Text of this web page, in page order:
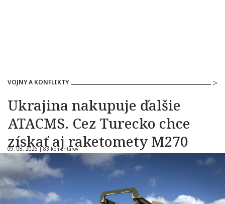
VOJNY A KONFLIKTY
Ukrajina nakupuje ďalšie
ATACMS. Cez Turecko chce
získať aj raketomety M270
09. 08. 2026 |83 komentárov